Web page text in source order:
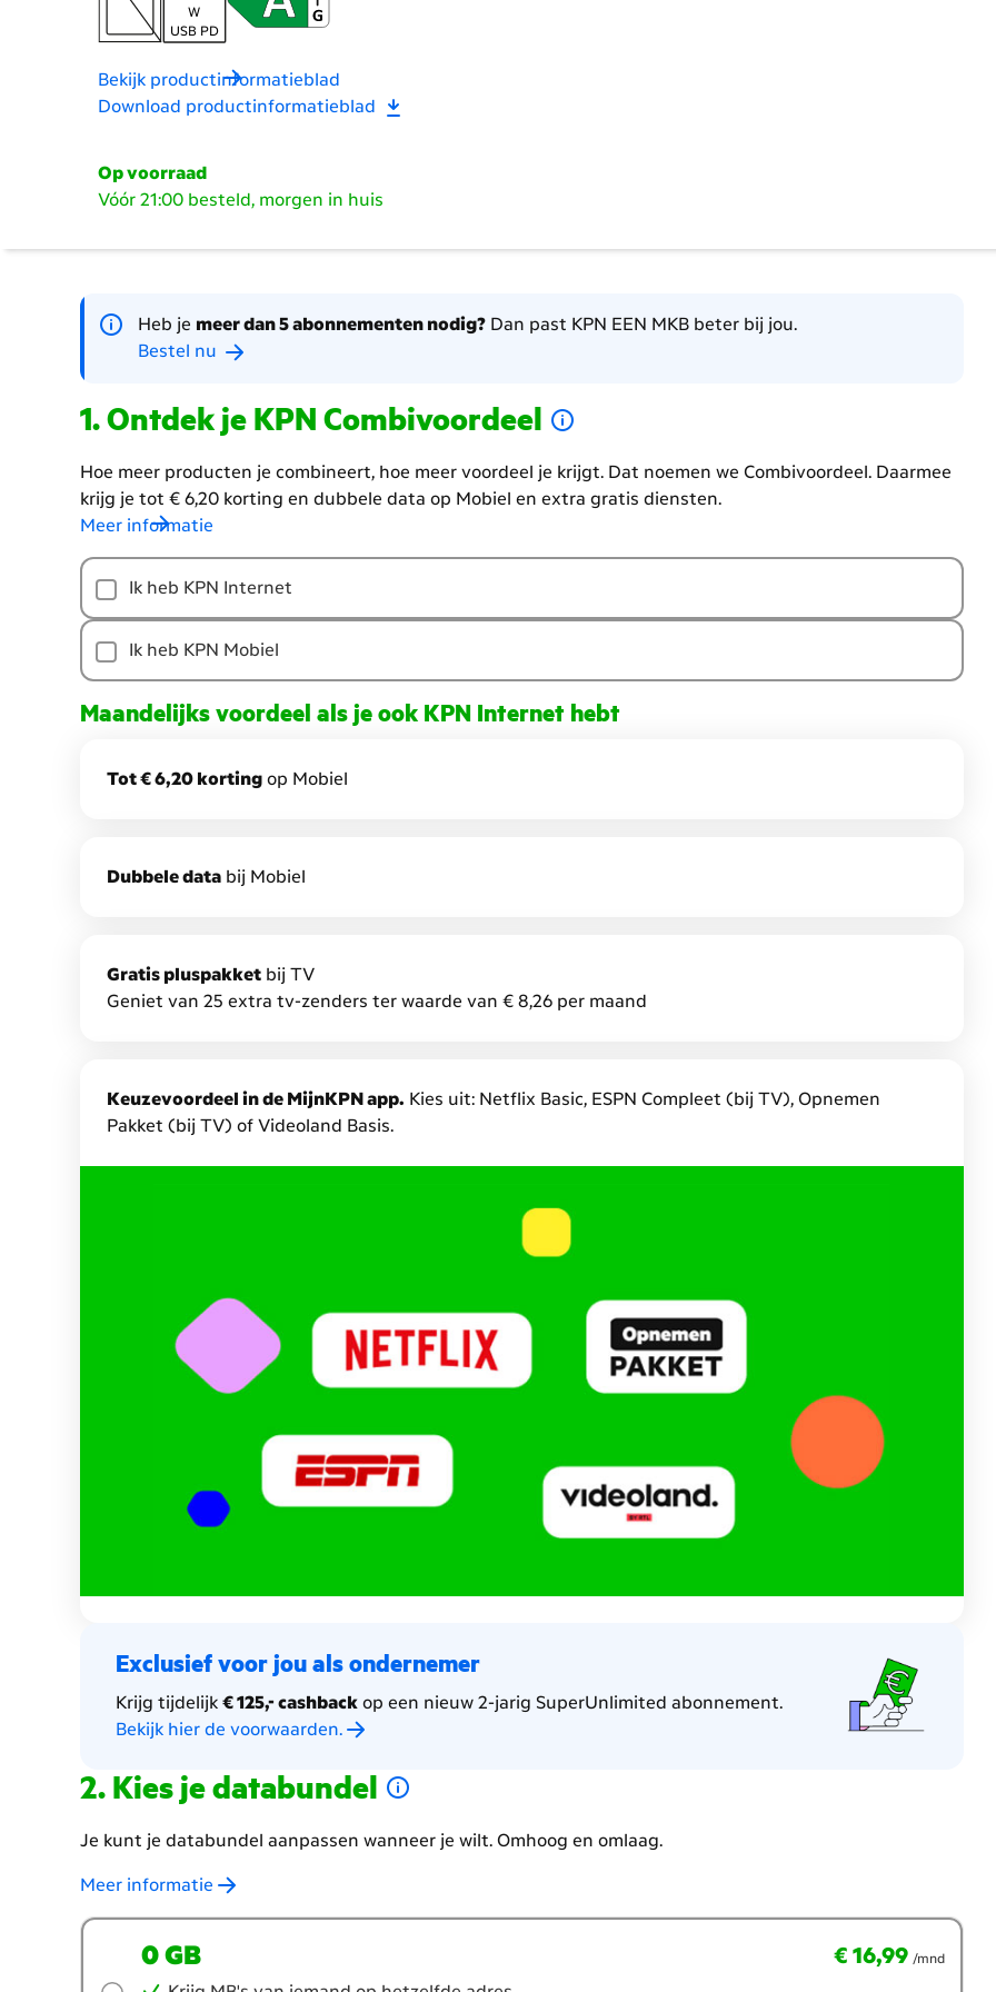
W
USB PD
Bekijk productinformatieblad
Download productinformatieblad
Op voorraad
Vóór 21:00 besteld, morgen in huis
Heb je meer dan 5 abonnementen nodig? Dan past KPN EEN MKB beter bij jou.
Bestel nu
Ontdek je KPN Combivoordeel
Hoe meer producten je combineert, hoe meer voordeel je krijgt. Dat noemen we Combivoordeel. Daarmee
krijg je tot € 6,20 korting en dubbele data op Mobiel en extra gratis diensten.
Meer informatie
Hoe
meer
producten
combineert,
hoe
meer
krijg
korting
Ik heb KPN Internet
Ik heb KPN Mobiel
Maandelijks voordeel als je ook KPN Internet hebt
Tot € 6,20 korting op Mobiel
Dubbele data bij Mobiel
Gratis pluspakket bij TV
Geniet van 25 extra tv-zenders ter waarde van € 8,26 per maand
Keuzevoordeel in de MijnKPN app. Kies uit: Netflix Basic, ESPN Compleet (bij TV), Opnemen
Pakket (bij TV) of Videoland Basis.
Exclusief voor jou als ondernemer
Krijg tijdelijk € 125,- cashback op een nieuw 2-jarig SuperUnlimited abonnement.
Bekijk hier de voorwaarden.
Kies je databundel
Je kunt je databundel aanpassen wanneer je wilt. Omhoog en omlaag.
Meer informatie
Welke
databundel
0 GB € 16,99
€ 16,99
per maand/mnd